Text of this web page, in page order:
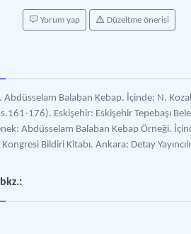
Yorum yap Düzeltme önerisi
Abdüsselam Balaban Kebap. İçinde; N.
176). Eskişehir: Eskişehir Tepebaşı
Abdüsselam Balaban Kebap Örneği.
Bildiri Kitabı. Ankara: Detay